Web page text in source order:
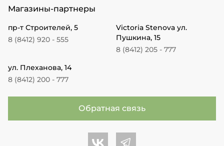
Магазины-партнеры
пр-т Строителей, 5
8 (8412) 920 - 555
Victoria Stenova ул.
Пушкина, 15
8 (8412) 205 - 777
ул. Плеханова, 14
8 (8412) 200 - 777
Обратная связь
Центр обоев во Вконтакте
Центр обоев в Телеграме